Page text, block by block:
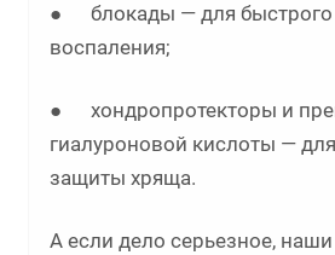
● блокады — для быстрого
воспаления;
● хондропротекторы и
гиалуроновой кислоты —
защиты хряща.
А если дело серьезное, наши